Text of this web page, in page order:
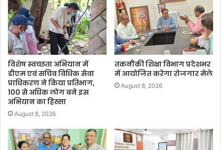
विशेष स्वच्छता अभियान में
डीएम एवं सचिव विधिक सेवा
प्राधिकरण ने किया प्रतिभाग,
100 से अधिक लोग बने इस
अभियान का हिस्सा
August 8, 2026
तकनीकी शिक्षा विभाग प्रदेशभर
में आयोजित करेगा रोजगार मेले
August 8, 2026